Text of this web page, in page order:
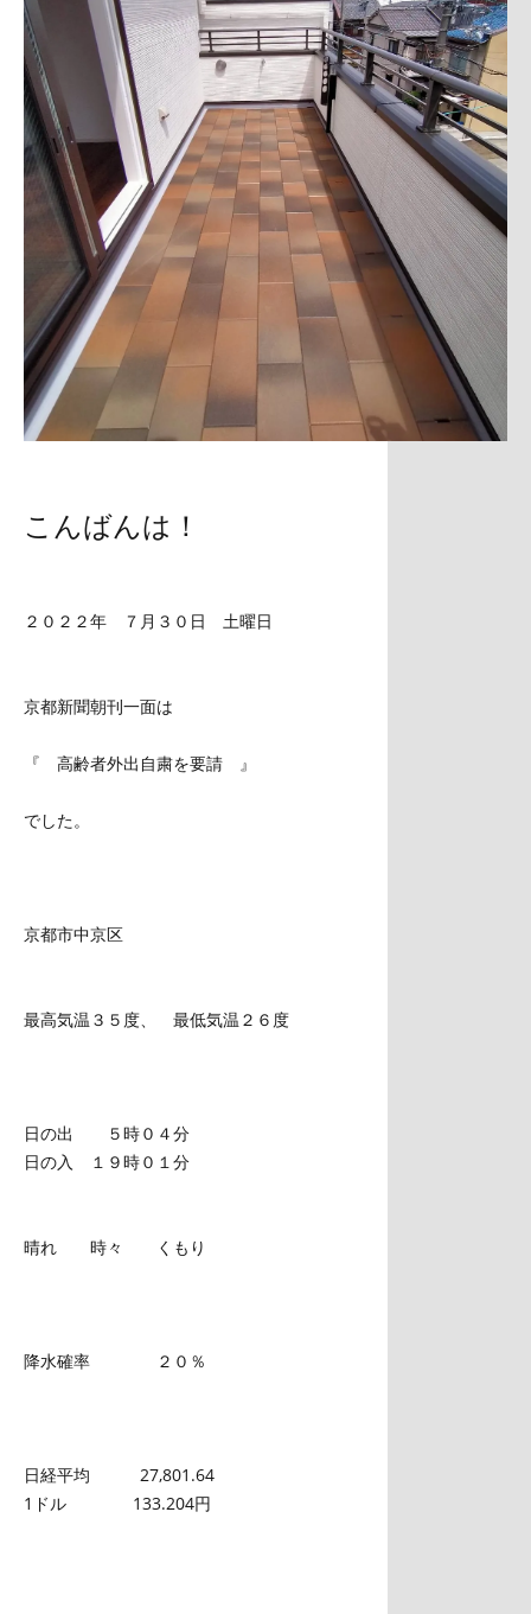
こんばんは！
２０２２年 ７月３０日 土曜日
京都新聞朝刊一面は
『 高齢者外出自粛を要請 』
でした。
京都市中京区
最高気温３５度、 最低気温２６度
日の出 ５時０４分
日の入 １９時０１分
晴れ 時々 くもり
降水確率 ２０％
日経平均 27,801.64
1ドル 133.204円